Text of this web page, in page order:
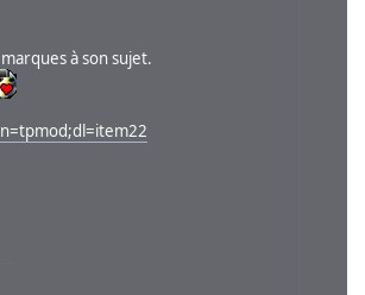
à son sujet.